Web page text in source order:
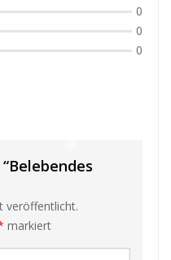
0
0
0
veröffentlicht.
markiert
❅
❅